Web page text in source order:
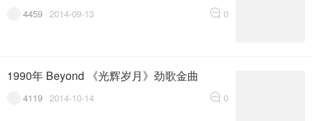
0
4459 2014-09-13
1990年 Beyond 《光辉岁月》劲歌金曲
0
4119 2014-10-14